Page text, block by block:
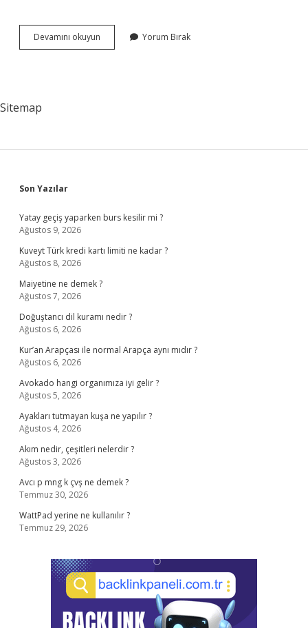
Devamını okuyun
Koç
Yorum Bırak
Sitemap
Sidebar
Son Yazılar
Yatay geçiş yaparken burs kesilir mi ?
Ağustos 9, 2026
Kuveyt Türk kredi kartı limiti ne kadar ?
Ağustos 8, 2026
Maiyetine ne demek ?
Ağustos 7, 2026
Doğuştancı dil kuramı nedir ?
Ağustos 6, 2026
Kur’an Arapçası ile normal Arapça aynı mıdır ?
Ağustos 6, 2026
Avokado hangi organımıza iyi gelir ?
Ağustos 5, 2026
Ayakları tutmayan kuşa ne yapılır ?
Ağustos 4, 2026
Akım nedir, çeşitleri nelerdir ?
Ağustos 3, 2026
Avcı p mng k çvş ne demek ?
Temmuz 30, 2026
WattPad yerine ne kullanılır ?
Temmuz 29, 2026